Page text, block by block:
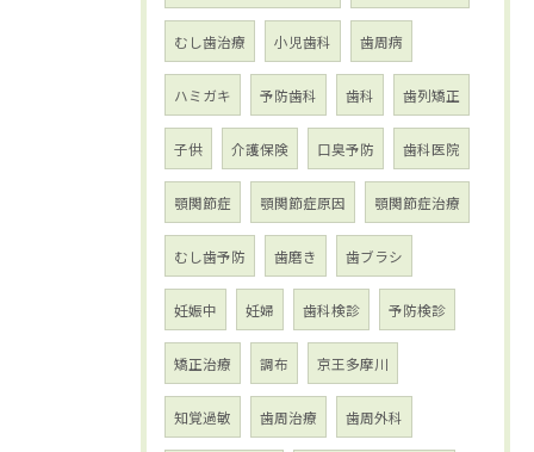
むし歯治療 小児歯科 歯周病
ハミガキ 予防歯科 歯科 歯列矯正
子供 介護保険 口臭予防 歯科医院
顎関節症 顎関節症原因 顎関節症治療
むし歯予防 歯磨き 歯ブラシ
妊娠中 妊婦 歯科検診 予防検診
矯正治療 調布 京王多摩川
知覚過敏 歯周治療 歯周外科